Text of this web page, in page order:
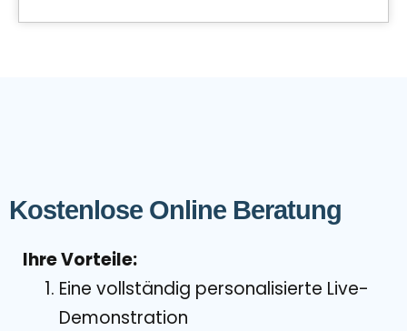
Kostenlose Online Beratung
Ihre Vorteile:
Eine vollständig personalisierte Live-
Demonstration